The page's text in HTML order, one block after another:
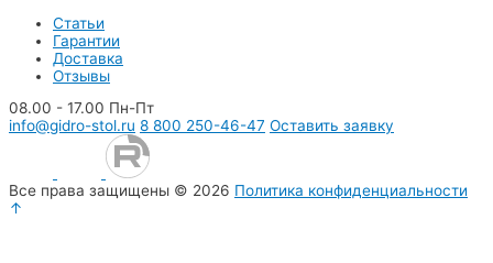
Статьи
Гарантии
Доставка
Отзывы
08.00 - 17.00 Пн-Пт
info@gidro-stol.ru 8 800 250-46-47 Оставить заявку
Все права защищены © 2026 Политика конфиденциальности
↑